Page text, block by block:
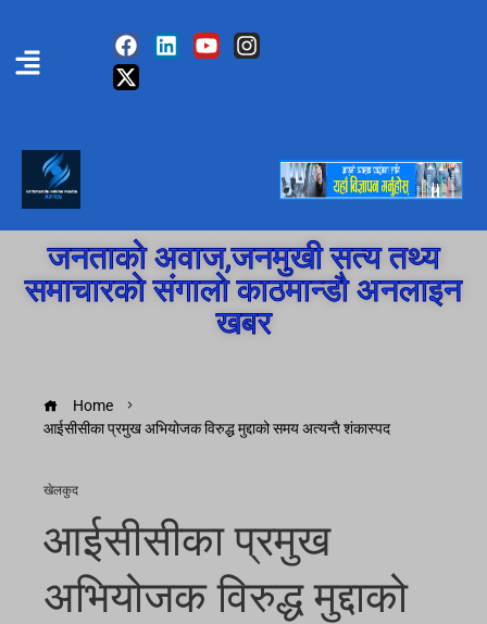
जनताको अवाज,जनमुखी सत्य तथ्य
समाचारको संगालो काठमान्डौ अनलाइन
खबर
Home
आईसीसीका प्रमुख अभियोजक विरुद्ध मुद्दाको समय अत्यन्तै शंकास्पद
खेलकुद
आईसीसीका प्रमुख
अभियोजक विरुद्ध मुद्दाको